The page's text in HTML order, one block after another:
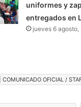
uniformes y
entregados en
jueves 6 agosto,
| COMUNICADO OFICIAL /